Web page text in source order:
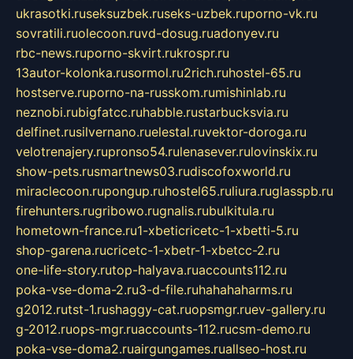
ukrasotki.ruseksuzbek.ruseks-uzbek.ruporno-vk.ru
sovratili.ruolecoon.ruvd-dosug.ruadonyev.ru
rbc-news.ruporno-skvirt.rukrospr.ru
13autor-kolonka.rusormol.ru2rich.ruhostel-65.ru
hostserve.ruporno-na-russkom.rumishinlab.ru
neznobi.rubigfatcc.ruhabble.rustarbucksvia.ru
delfinet.rusilvernano.ruelestal.ruvektor-doroga.ru
velotrenajery.rupronso54.rulenasever.rulovinskix.ru
show-pets.rusmartnews03.rudiscofoxworld.ru
miraclecoon.rupongup.ruhostel65.ruliura.ruglasspb.ru
firehunters.rugribowo.rugnalis.rubulkitula.ru
hometown-france.ru1-xbeticricetc-1-xbetti-5.ru
shop-garena.rucricetc-1-xbetr-1-xbetcc-2.ru
one-life-story.rutop-halyava.ruaccounts112.ru
poka-vse-doma-2.ru3-d-file.ruhahahaharms.ru
g2012.rutst-1.rushaggy-cat.ruopsmgr.ruev-gallery.ru
g-2012.ruops-mgr.ruaccounts-112.rucsm-demo.ru
poka-vse-doma2.ruairgungames.ruallseo-host.ru